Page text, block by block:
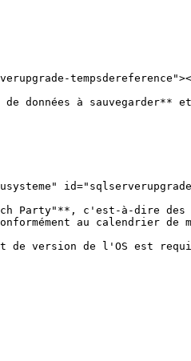
données à sauvegarder**
Party"**, c'est-à-dire
au calendrier de
de version de l'OS est